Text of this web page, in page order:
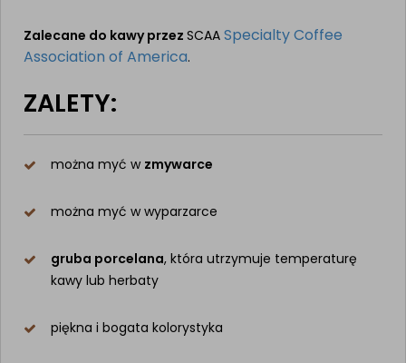
Zalecane do kawy przez SCAA Specialty Coffee
Association of America.
ZALETY:
można myć w zmywarce
można myć w wyparzarce
gruba porcelana, która utrzymuje temperaturę
kawy lub herbaty
piękna i bogata kolorystyka